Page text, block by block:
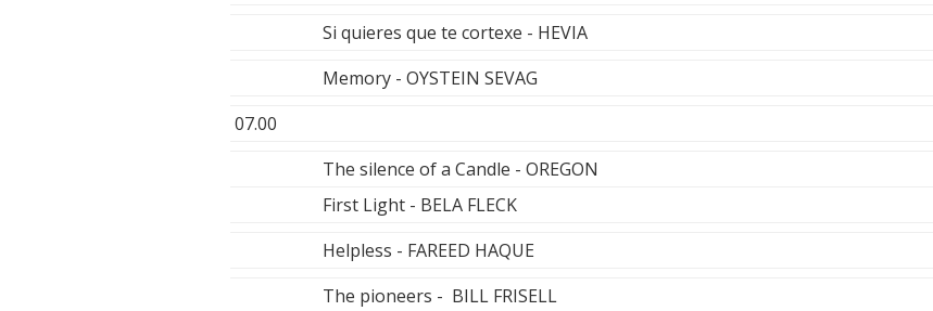
Si quieres que te cortexe - HEVIA
Memory - OYSTEIN SEVAG
07.00
The silence of a Candle - OREGON
First Light - BELA FLECK
Helpless - FAREED HAQUE
The pioneers - BILL FRISELL